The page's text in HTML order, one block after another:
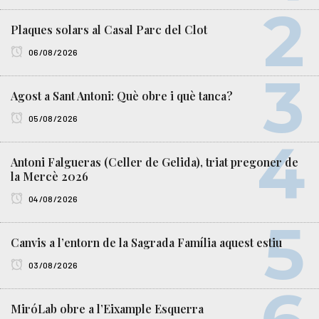
Plaques solars al Casal Parc del Clot
06/08/2026
Agost a Sant Antoni: Què obre i què tanca?
05/08/2026
Antoni Falgueras (Celler de Gelida), triat pregoner de
la Mercè 2026
04/08/2026
Canvis a l’entorn de la Sagrada Família aquest estiu
03/08/2026
MiróLab obre a l’Eixample Esquerra